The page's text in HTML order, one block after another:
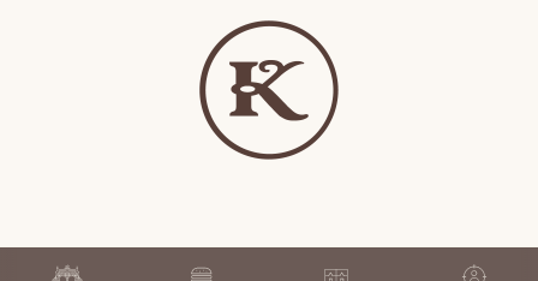
© CHESHSKIE PIVNYE, OOO